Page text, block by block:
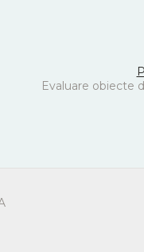
Evaluare obiecte